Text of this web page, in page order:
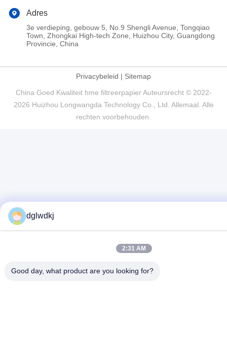
Adres
3e verdieping, gebouw 5, No.9 Shengli Avenue, Tongqiao
Town, Zhongkai High-tech Zone, Huizhou City, Guangdong
Provincie, China
Privacybeleid | Sitemap
China Goed Kwaliteit hme filtreerpapier Auteursrecht © 2022-
2026 Huizhou Longwangda Technology Co., Ltd. Allemaal. Alle
rechten voorbehouden.
dglwdkj
2:31 AM
Good day, what product are you looking for?